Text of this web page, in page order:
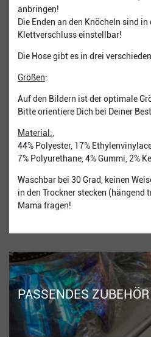
anbringen!
Die Enden an den Knöcheln sind
Klettverschluss einstellbar!
Die Hose gibt es in drei
Größen:
Auf den Bildern ist der optimale
Bitte orientiere Dich bei Deiner
​Material:,
44% Polyester, 17%
7% Polyurethane, 4% Gummi, 2%
Waschbar bei 30 Grad, keinen
in den Trockner stecken (hängend
Mama fragen!
PASSENDES ZUBEHÖR